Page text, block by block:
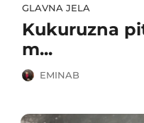
GLAVNA JELA
Kukuruzna
m...
EMINAB